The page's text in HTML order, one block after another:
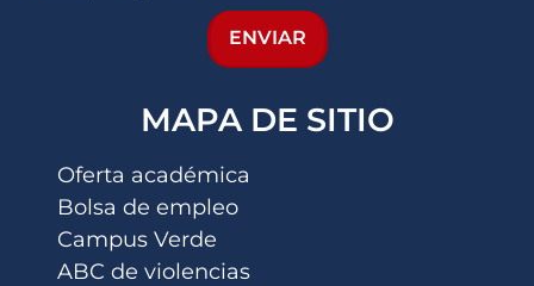
ENVIAR
MAPA DE SITIO
Oferta académica
Bolsa de empleo
Campus Verde
ABC de violencias